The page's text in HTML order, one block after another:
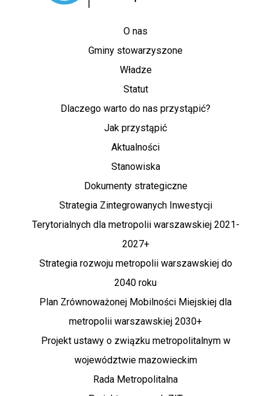
O nas
Gminy stowarzyszone
Władze
Statut
Dlaczego warto do nas przystąpić?
Jak przystąpić
Aktualności
Stanowiska
Dokumenty strategiczne
Strategia Zintegrowanych Inwestycji
Terytorialnych dla metropolii warszawskiej 2021-
2027+
Strategia rozwoju metropolii warszawskiej do
2040 roku
Plan Zrównoważonej Mobilności Miejskiej dla
metropolii warszawskiej 2030+
Projekt ustawy o związku metropolitalnym w
województwie mazowieckim
Rada Metropolitalna